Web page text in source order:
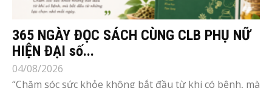
365 NGÀY ĐỌC SÁCH CÙNG CLB PHỤ NỮ
HIỆN ĐẠI số...
04/08/2026
“Chăm sóc sức khỏe không bắt đầu từ khi có bệnh, mà